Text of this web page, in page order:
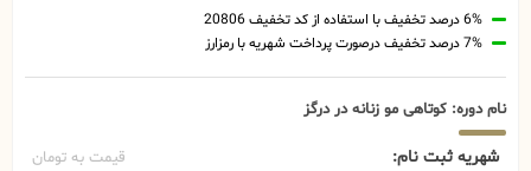
6% درصد تخفیف با استفاده از کد تخفیف 20806
7% درصد تخفیف درصورت پرداخت شهریه با رمزارز
نام دوره: کوتاهی مو زنانه در درگز
شهریه ثبت نام: قیمت به تومان